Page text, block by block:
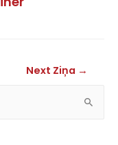
Next Ziņa →